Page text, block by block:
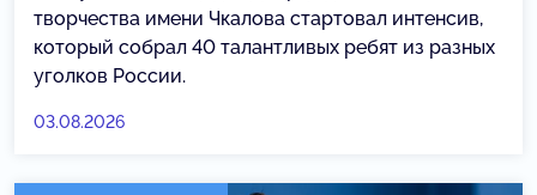
творчества имени Чкалова стартовал интенсив,
который собрал 40 талантливых ребят из разных
уголков России.
03.08.2026